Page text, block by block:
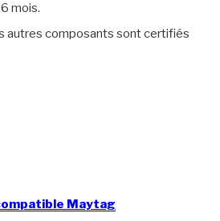
mois.
autres composants sont certifiés
Maytag